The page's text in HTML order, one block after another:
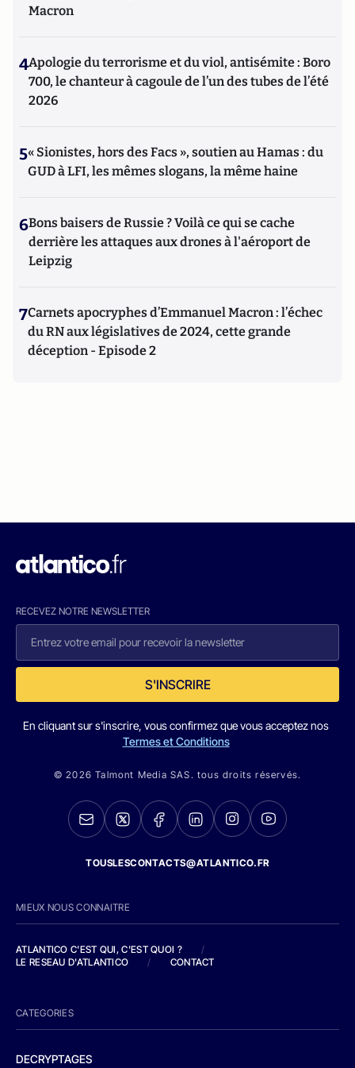
Macron
4Apologie du terrorisme et du viol, antisémite : Boro
700, le chanteur à cagoule de l’un des tubes de l’été
2026
5« Sionistes, hors des Facs », soutien au Hamas : du
GUD à LFI, les mêmes slogans, la même haine
6Bons baisers de Russie ? Voilà ce qui se cache
derrière les attaques aux drones à l'aéroport de
Leipzig
7Carnets apocryphes d’Emmanuel Macron : l’échec
du RN aux législatives de 2024, cette grande
déception - Episode 2
RECEVEZ NOTRE NEWSLETTER
S'INSCRIRE
En cliquant sur s'inscrire, vous confirmez que vous acceptez nos
Termes et Conditions
© 2026 Talmont Media SAS. tous droits réservés.
TOUSLESCONTACTS@ATLANTICO.FR
MIEUX NOUS CONNAITRE
ATLANTICO C'EST QUI, C'EST QUOI ?
/
LE RESEAU D'ATLANTICO
/ CONTACT
CATEGORIES
DECRYPTAGES